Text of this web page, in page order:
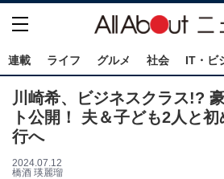
連載 ライフ グルメ 社会 IT・ビ
川崎希、ビジネスクラス!?
ト公開！ 夫＆子ども2人と
行へ
2024.07.12
橋酒 瑛麗瑠